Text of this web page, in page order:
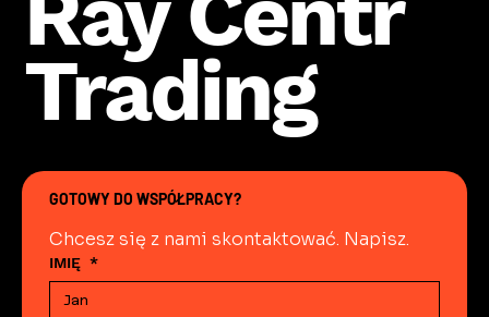
Trading
GOTOWY DO WSPÓŁPRACY?
Chcesz się z nami skontaktować. Napisz.
IMIĘ *